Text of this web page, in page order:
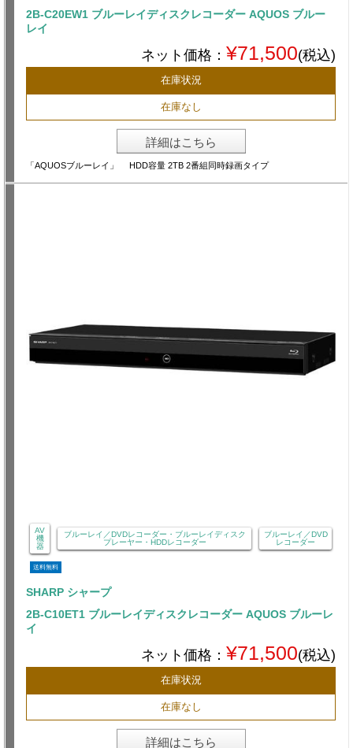
2B-C20EW1 ブルーレイディスクレコーダー AQUOS ブルー
レイ
ネット価格： ¥71,500(税込)
在庫状況
在庫なし
詳細はこちら
「AQUOSブルーレイ」 HDD容量 2TB 2番組同時録画タイプ
AV
機
器
ブルーレイ／DVDレコーダー・ブルーレイディスク
プレーヤー・HDDレコーダー
ブルーレイ／DVD
レコーダー
送料無料
SHARP シャープ
2B-C10ET1 ブルーレイディスクレコーダー AQUOS ブルーレ
イ
ネット価格： ¥71,500(税込)
在庫状況
在庫なし
詳細はこちら